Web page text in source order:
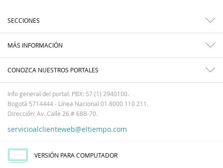
SECCIONES
MÁS INFORMACIÓN
CONOZCA NUESTROS PORTALES
Info general del portal: PBX: 57 (1) 2940100.
Bogotá 5714444 - Línea Nacional 01 8000 110 211.
Dirección: Av. Calle 26 # 68B-70.
servicioalclienteweb@eltiempo.com
VERSIÓN PARA COMPUTADOR